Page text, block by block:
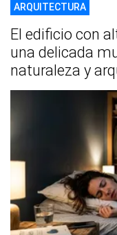
ARQUITECTURA
El edificio con
una delicada
naturaleza y